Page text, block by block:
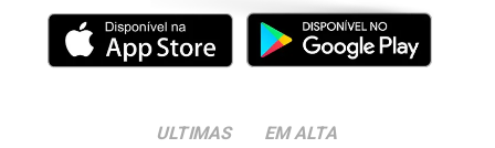
ULTIMAS EM ALTA